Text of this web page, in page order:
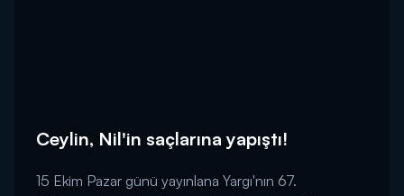
Ceylin, Nil'in saçlarına yapıştı!
15 Ekim Pazar günü yayınlana Yargı'nın 67.